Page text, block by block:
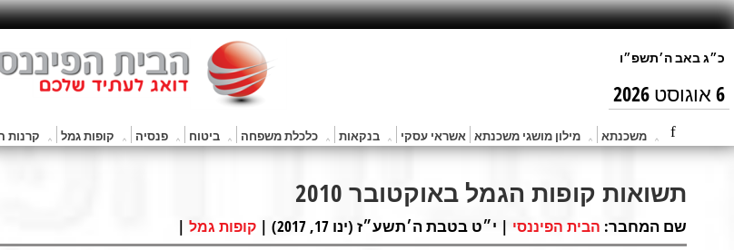
6 אוגוסט 2026
משכנתא מילון מושגי משכנתא אשראי עסקי בנקאות כלכלת משפחה ביטוח פנסיה קופות גמל קרנות
תשואות קופות הגמל באוקטובר 2010
שם המחבר: הבית הפיננסי | י״ט בטבת ה׳תשע״ז (ינו 17, 2017) | קופות גמל |